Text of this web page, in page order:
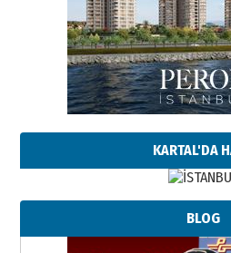
KARTAL'DA
BLOG